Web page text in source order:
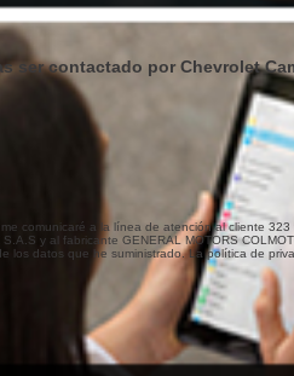
ser contactado por Chevrolet
al cliente 323 5654000 o al correo crm@caminos.com.co Al diligenciar el
y al fabricante GENERAL MOTORS
los datos que he suministrado. La política de